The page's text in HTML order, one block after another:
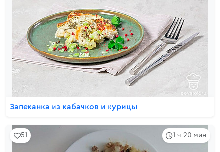
Запеканка из кабачков и курицы
1 ч 20 мин
51